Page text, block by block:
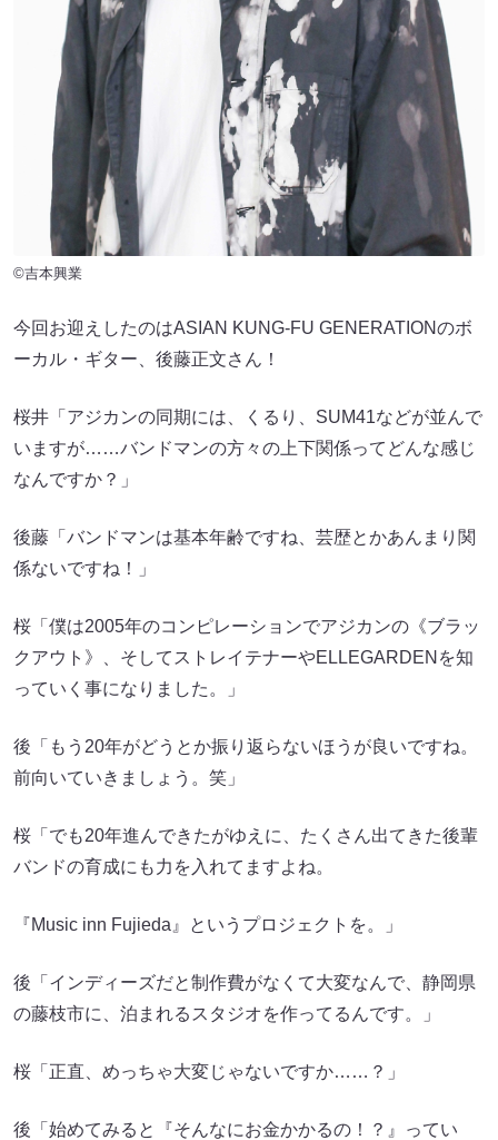
©吉本興業
今回お迎えしたのはASIAN KUNG-FU GENERATIONのボ
ーカル・ギター、後藤正文さん！
桜井「アジカンの同期には、くるり、SUM41などが並んで
いますが……バンドマンの方々の上下関係ってどんな感じ
なんですか？」
後藤「バンドマンは基本年齢ですね、芸歴とかあんまり関
係ないですね！」
桜「僕は2005年のコンピレーションでアジカンの《ブラッ
クアウト》、そしてストレイテナーやELLEGARDENを知
っていく事になりました。」
後「もう20年がどうとか振り返らないほうが良いですね。
前向いていきましょう。笑」
桜「でも20年進んできたがゆえに、たくさん出てきた後輩
バンドの育成にも力を入れてますよね。
『Music inn Fujieda』というプロジェクトを。」
後「インディーズだと制作費がなくて大変なんで、静岡県
の藤枝市に、泊まれるスタジオを作ってるんです。」
桜「正直、めっちゃ大変じゃないですか……？」
後「始めてみると『そんなにお金かかるの！？』ってい